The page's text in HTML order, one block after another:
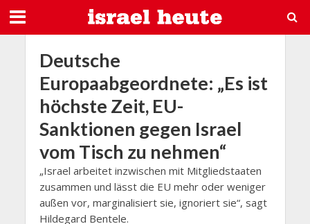
Deutsche
Europaabgeordnete: „Es ist
höchste Zeit, EU-
Sanktionen gegen Israel
vom Tisch zu nehmen“
„Israel arbeitet inzwischen mit Mitgliedstaaten
zusammen und lässt die EU mehr oder weniger
außen vor, marginalisiert sie, ignoriert sie“, sagt
Hildegard Bentele.